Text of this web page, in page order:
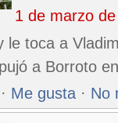
1 de marzo
le toca a
a Borroto
· Me gusta · No